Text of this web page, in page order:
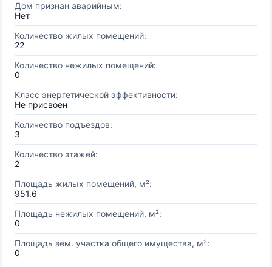
Дом признан аварийным:
Нет
Количество жилых помещений:
22
Количество нежилых помещений:
0
Класс энергетической эффективности:
Не присвоен
Количество подъездов:
3
Количество этажей:
2
Площадь жилых помещений, м²:
951.6
Площадь нежилых помещений, м²:
0
Площадь зем. участка общего имущества, м²:
0